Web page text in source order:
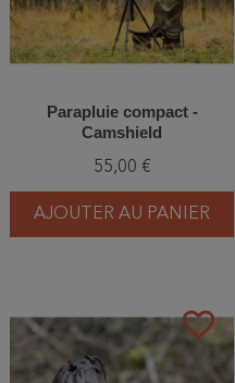
Parapluie compact -
Camshield
55,00 €
AJOUTER AU PANIER
favorite_border